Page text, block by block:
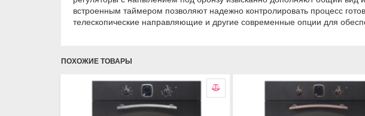
встроенным таймером позволяют надежно контролировать процесс
телескопические направляющие и другие современные опции для
ПОХОЖИЕ ТОВАРЫ